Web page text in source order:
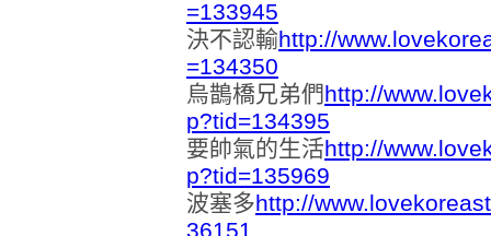
=133945
決不認輸http://
=134350
烏鵲橋兄弟們http://
p?tid=134395
要帥氣的生活http://
p?tid=135969
波塞多http://
36151